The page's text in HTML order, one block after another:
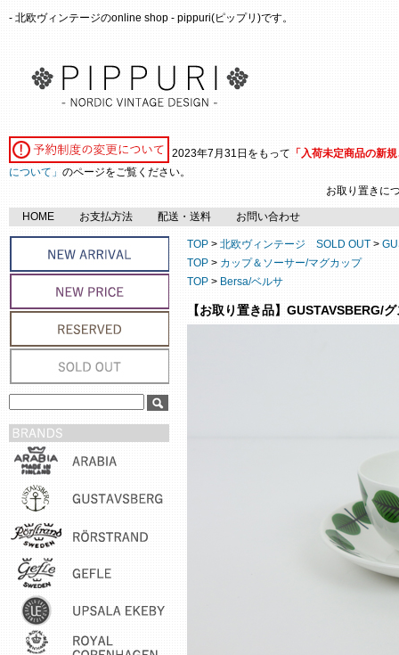
- 北欧ヴィンテージのonline shop - pippuri(ピップリ)です。
2023年7月31日をもって 「入荷未定商品の新
について」 のページをご覧ください。
お取り置きに
HOME お支払方法 配送・送料 お問い合わせ
TOP > 北欧ヴィンテージ SOLD OUT >
TOP > カップ＆ソーサー/マグカップ
TOP > Bersa/ベルサ
【お取り置き品】